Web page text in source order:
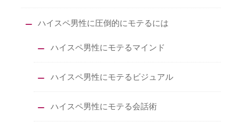
ハイスペ男性に圧倒的にモテるには
ハイスペ男性にモテるマインド
ハイスペ男性にモテるビジュアル
ハイスペ男性にモテる会話術